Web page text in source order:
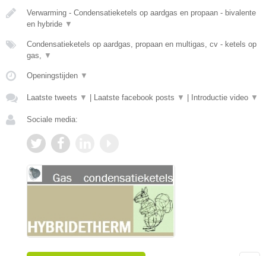
Verwarming - Condensatieketels op aardgas en propaan - bivalente
en hybride ▼
Condensatieketels op aardgas, propaan en multigas, cv - ketels op
gas, ▼
Openingstijden ▼
Laatste tweets ▼ Laatste facebook posts ▼ Introductie video ▼
Sociale media: